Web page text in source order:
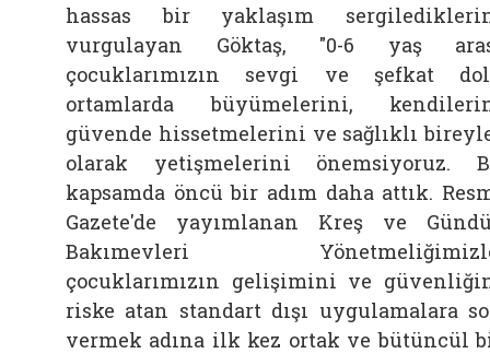
hassas bir yaklaşım
vurgulayan Göktaş, "0-6 yaş
çocuklarımızın sevgi ve şefkat
ortamlarda büyümelerini,
güvende hissetmelerini ve sağlıklı
olarak yetişmelerini önemsiyoruz.
kapsamda öncü bir adım daha attık.
Gazete'de yayımlanan Kreş ve
Bakımevleri
çocuklarımızın gelişimini ve
riske atan standart dışı uygulamalara
vermek adına ilk kez ortak ve bütüncül